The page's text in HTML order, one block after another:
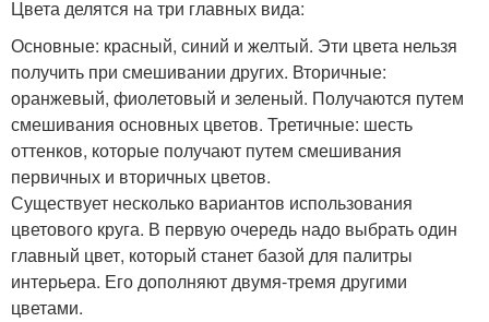
Цвета делятся на три главных вида:
Основные: красный, синий и желтый. Эти цвета нельзя
получить при смешивании других. Вторичные:
оранжевый, фиолетовый и зеленый. Получаются путем
смешивания основных цветов. Третичные: шесть
оттенков, которые получают путем смешивания
первичных и вторичных цветов.
Существует несколько вариантов использования
цветового круга. В первую очередь надо выбрать один
главный цвет, который станет базой для палитры
интерьера. Его дополняют двумя-тремя другими
цветами.